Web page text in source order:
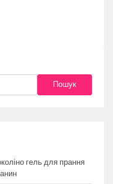
Пошук
гель для прання